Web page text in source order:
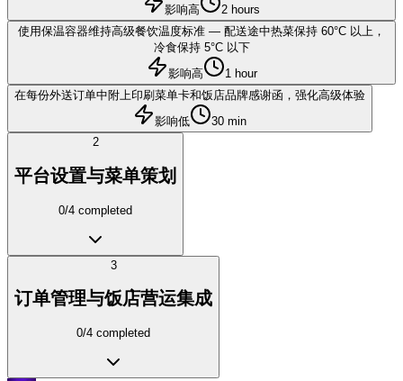
影响高
2 hours
使用保温容器维持高级餐饮温度标准 — 配送途中热菜保持 60°C 以上，
冷食保持 5°C 以下
影响高
1 hour
在每份外送订单中附上印刷菜单卡和饭店品牌感谢函，强化高级体验
影响低
30 min
2
平台设置与菜单策划
0/4 completed
3
订单管理与饭店营运集成
0/4 completed